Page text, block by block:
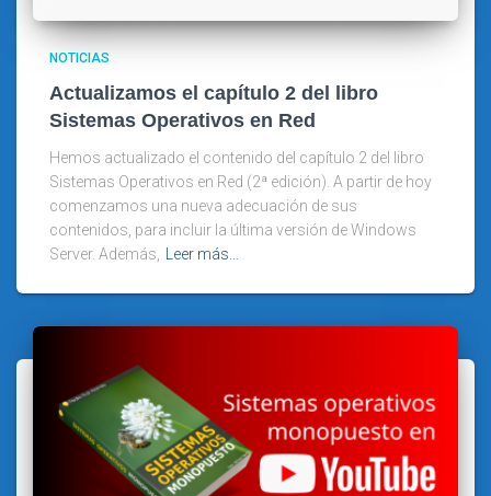
NOTICIAS
Actualizamos el capítulo 2 del libro
Sistemas Operativos en Red
Hemos actualizado el contenido del capítulo 2 del libro
Sistemas Operativos en Red (2ª edición). A partir de hoy
comenzamos una nueva adecuación de sus
contenidos, para incluir la última versión de Windows
Server. Además,
Leer más…